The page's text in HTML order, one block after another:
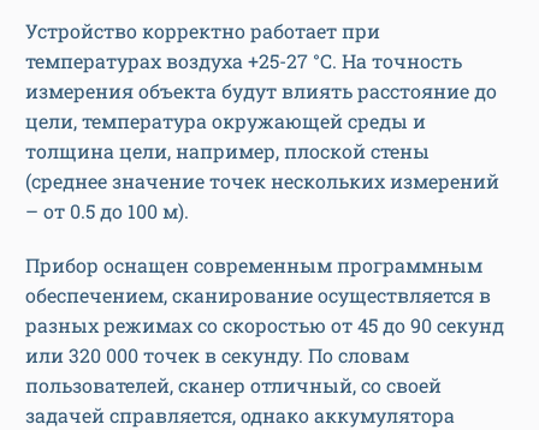
Устройство корректно работает при
температурах воздуха +25-27 °C. На точность
измерения объекта будут влиять расстояние до
цели, температура окружающей среды и
толщина цели, например, плоской стены
(среднее значение точек нескольких измерений
– от 0.5 до 100 м).
Прибор оснащен современным программным
обеспечением, сканирование осуществляется в
разных режимах со скоростью от 45 до 90 секунд
или 320 000 точек в секунду. По словам
пользователей, сканер отличный, со своей
задачей справляется, однако аккумулятора